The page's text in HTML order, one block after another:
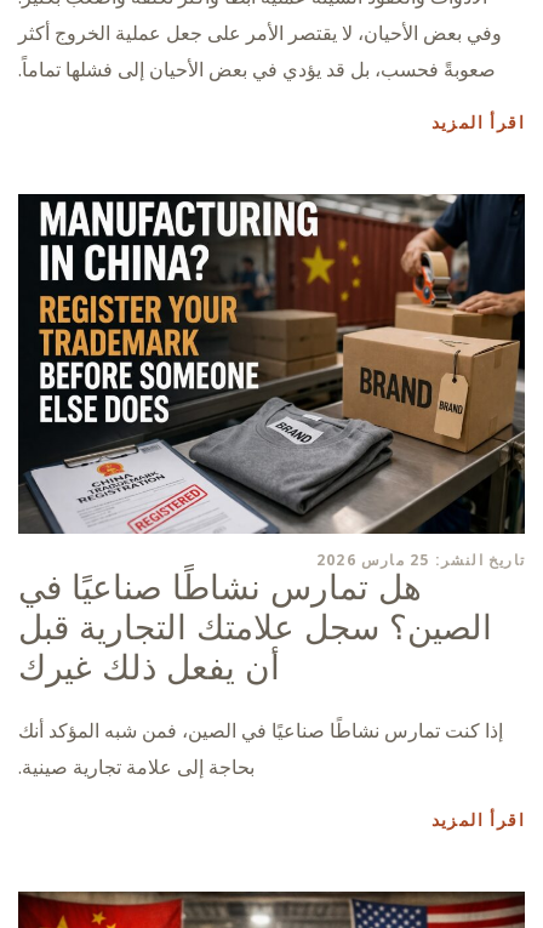
وفي بعض الأحيان، لا يقتصر الأمر على جعل عملية الخروج أكثر
صعوبةً فحسب، بل قد يؤدي في بعض الأحيان إلى فشلها تماماً.
اقرأ المزيد
تاريخ النشر: 25 مارس 2026
هل تمارس نشاطًا صناعيًا في
الصين؟ سجل علامتك التجارية قبل
أن يفعل ذلك غيرك
إذا كنت تمارس نشاطًا صناعيًا في الصين، فمن شبه المؤكد أنك
بحاجة إلى علامة تجارية صينية.
اقرأ المزيد